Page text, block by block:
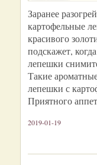
Заранее
картофельные
красивого
подскажет,
лепешки
Такие
лепешки с
Приятного
2019-01-19